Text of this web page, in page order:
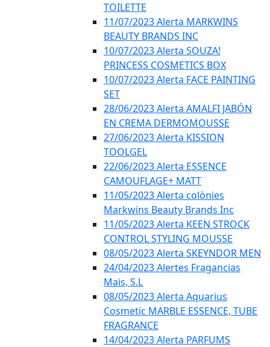
TOILETTE
11/07/2023 Alerta MARKWINS
BEAUTY BRANDS INC
10/07/2023 Alerta SOUZA!
PRINCESS COSMETICS BOX
10/07/2023 Alerta FACE PAINTING
SET
28/06/2023 Alerta AMALFI JABÓN
EN CREMA DERMOMOUSSE
27/06/2023 Alerta KISSION
TOOLGEL
22/06/2023 Alerta ESSENCE
CAMOUFLAGE+ MATT
11/05/2023 Alerta colònies
Markwins Beauty Brands Inc
11/05/2023 Alerta KEEN STROCK
CONTROL STYLING MOUSSE
08/05/2023 Alerta SKEYNDOR MEN
24/04/2023 Alertes Fragancias
Mais, S.L
08/05/2023 Alerta Aquarius
Cosmetic MARBLE ESSENCE, TUBE
FRAGRANCE
14/04/2023 Alerta PARFUMS